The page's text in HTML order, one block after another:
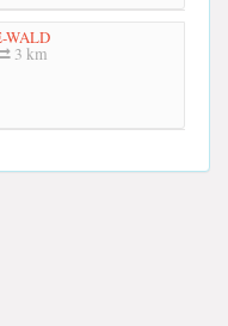
WALD
3 km